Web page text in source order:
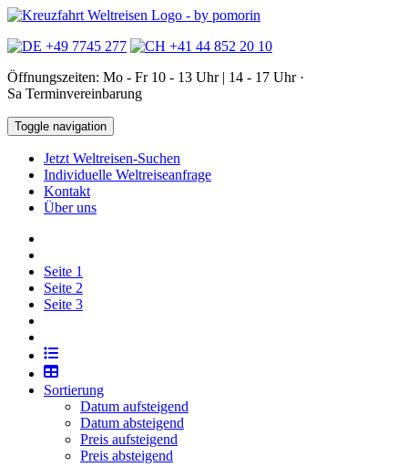
+49 7745 277
+41 44 852 20 10
Öffnungszeiten: Mo - Fr 10 - 13 Uhr | 14 - 17 Uhr ·
Sa Terminvereinbarung
Toggle navigation
Jetzt Weltreisen-Suchen
Individuelle Weltreiseanfrage
Kontakt
Über uns
Seite 1
Seite 2
Seite 3
Sortierung
Datum aufsteigend
Datum absteigend
Preis aufsteigend
Preis absteigend